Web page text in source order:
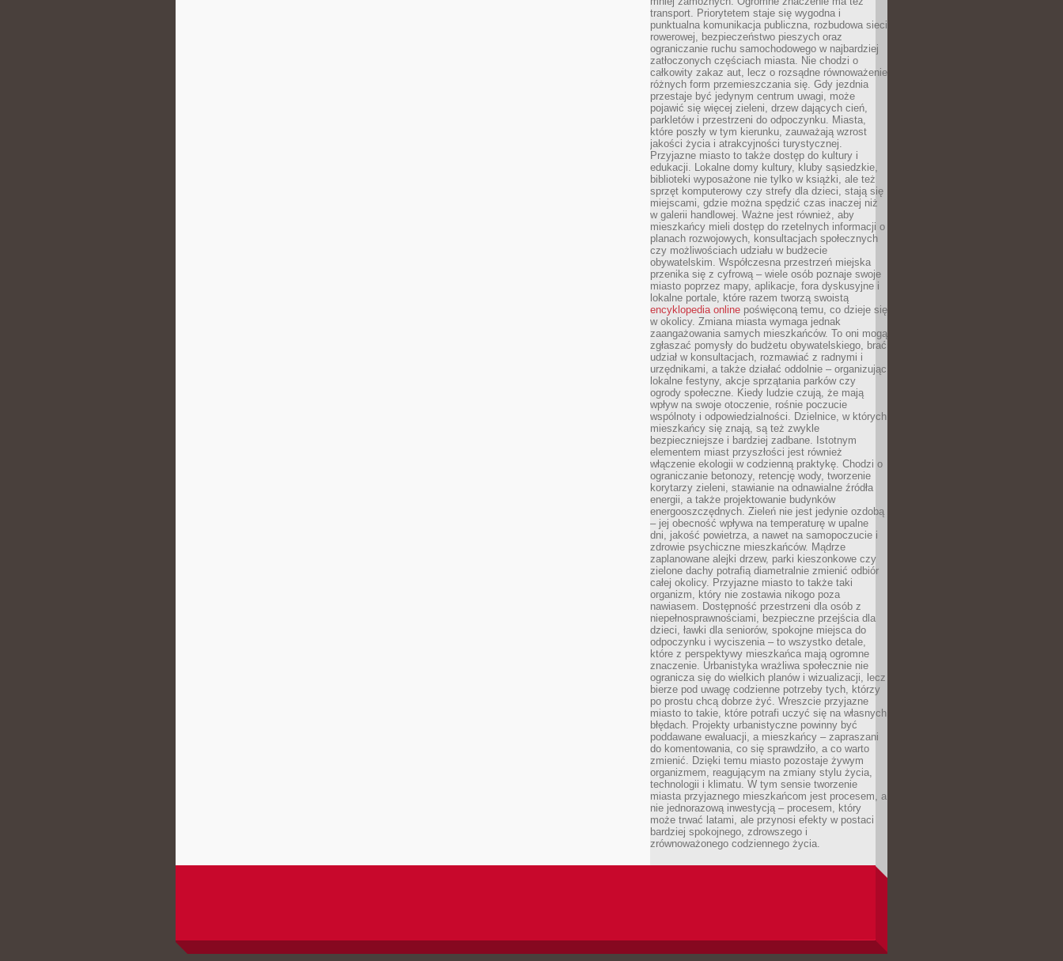
transport. Priorytetem staje się wygodna i
punktualna komunikacja publiczna, rozbudowa sieci
rowerowej, bezpieczeństwo pieszych oraz
ograniczanie ruchu samochodowego w najbardziej
zatłoczonych częściach miasta. Nie chodzi o
całkowity zakaz aut, lecz o rozsądne równoważenie
różnych form przemieszczania się. Gdy jezdnia
przestaje być jedynym centrum uwagi, może
pojawić się więcej zieleni, drzew dających cień,
parkletów i przestrzeni do odpoczynku. Miasta,
które poszły w tym kierunku, zauważają wzrost
jakości życia i atrakcyjności turystycznej.
Przyjazne miasto to także dostęp do kultury i
edukacji. Lokalne domy kultury, kluby sąsiedzkie,
biblioteki wyposażone nie tylko w książki, ale też
sprzęt komputerowy czy strefy dla dzieci, stają się
miejscami, gdzie można spędzić czas inaczej niż
w galerii handlowej. Ważne jest również, aby
mieszkańcy mieli dostęp do rzetelnych informacji o
planach rozwojowych, konsultacjach społecznych
czy możliwościach udziału w budżecie
obywatelskim. Współczesna przestrzeń miejska
przenika się z cyfrową – wiele osób poznaje swoje
miasto poprzez mapy, aplikacje, fora dyskusyjne i
lokalne portale, które razem tworzą swoistą
encyklopedia online poświęconą temu, co dzieje się
w okolicy. Zmiana miasta wymaga jednak
zaangażowania samych mieszkańców. To oni mogą
zgłaszać pomysły do budżetu obywatelskiego, brać
udział w konsultacjach, rozmawiać z radnymi i
urzędnikami, a także działać oddolnie – organizując
lokalne festyny, akcje sprzątania parków czy
ogrody społeczne. Kiedy ludzie czują, że mają
wpływ na swoje otoczenie, rośnie poczucie
wspólnoty i odpowiedzialności. Dzielnice, w których
mieszkańcy się znają, są też zwykle
bezpieczniejsze i bardziej zadbane. Istotnym
elementem miast przyszłości jest również
włączenie ekologii w codzienną praktykę. Chodzi o
ograniczanie betonozy, retencję wody, tworzenie
korytarzy zieleni, stawianie na odnawialne źródła
energii, a także projektowanie budynków
energooszczędnych. Zieleń nie jest jedynie ozdobą
– jej obecność wpływa na temperaturę w upalne
dni, jakość powietrza, a nawet na samopoczucie i
zdrowie psychiczne mieszkańców. Mądrze
zaplanowane alejki drzew, parki kieszonkowe czy
zielone dachy potrafią diametralnie zmienić odbiór
całej okolicy. Przyjazne miasto to także taki
organizm, który nie zostawia nikogo poza
nawiasem. Dostępność przestrzeni dla osób z
niepełnosprawnościami, bezpieczne przejścia dla
dzieci, ławki dla seniorów, spokojne miejsca do
odpoczynku i wyciszenia – to wszystko detale,
które z perspektywy mieszkańca mają ogromne
znaczenie. Urbanistyka wrażliwa społecznie nie
ogranicza się do wielkich planów i wizualizacji, lecz
bierze pod uwagę codzienne potrzeby tych, którzy
po prostu chcą dobrze żyć. Wreszcie przyjazne
miasto to takie, które potrafi uczyć się na własnych
błędach. Projekty urbanistyczne powinny być
poddawane ewaluacji, a mieszkańcy – zapraszani
do komentowania, co się sprawdziło, a co warto
zmienić. Dzięki temu miasto pozostaje żywym
organizmem, reagującym na zmiany stylu życia,
technologii i klimatu. W tym sensie tworzenie
miasta przyjaznego mieszkańcom jest procesem, a
nie jednorazową inwestycją – procesem, który
może trwać latami, ale przynosi efekty w postaci
bardziej spokojnego, zdrowszego i
zrównoważonego codziennego życia.